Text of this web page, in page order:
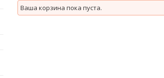
Ваша корзина пока пуста.